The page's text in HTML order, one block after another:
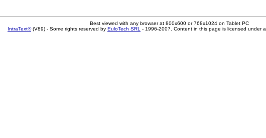
Best viewed with any browser at 800x600 or 768x1024 on Tablet PC
IntraText®(V89) - Some rights reserved by EuloTech SRL - 1996-2007. Content in this page is licensed under a